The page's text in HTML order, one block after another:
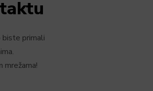
primali
mrežama!